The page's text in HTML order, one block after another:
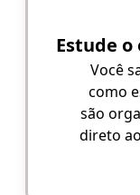
Estude
Você
como
são
direto